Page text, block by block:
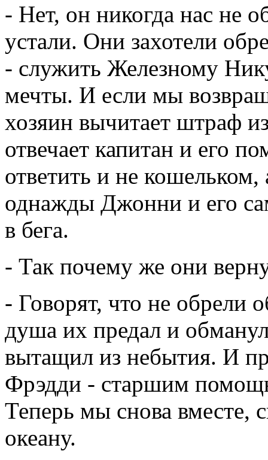
- Нет, он никогда нас не
устали. Они захотели
- служить Железному
мечты. И если мы
хозяин вычитает штраф
отвечает капитан и его
ответить и не
однажды Джонни и его
в бега.
- Так почему же они
- Говорят, что не обрели
душа их предал и
вытащил из небытия. И
Фрэдди - старшим
Теперь мы снова
океану.